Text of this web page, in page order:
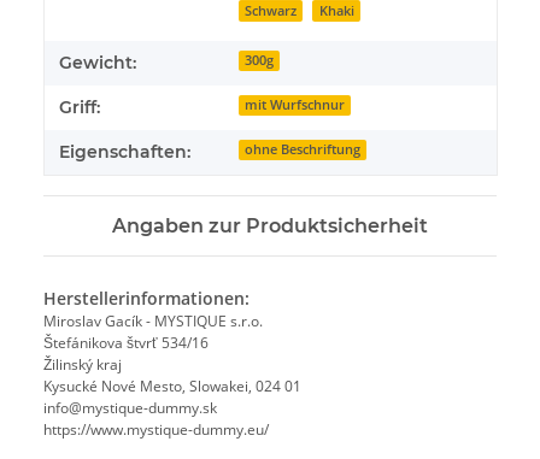
Schwarz
Khaki
Gewicht: 300g
Griff: mit Wurfschnur
Eigenschaften: ohne Beschriftung
Angaben zur Produktsicherheit
Herstellerinformationen:
Miroslav Gacík - MYSTIQUE s.r.o.
Štefánikova štvrť 534/16
Žilinský kraj
Kysucké Nové Mesto, Slowakei, 024 01
info@mystique-dummy.sk
https://www.mystique-dummy.eu/